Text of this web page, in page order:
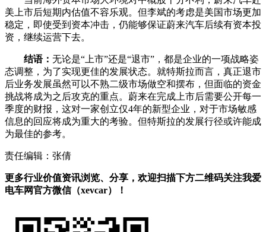
美上市后短期内估值不容乐观。但李斌的考虑是美国市场更加
稳定，即使受到资本冲击，仍能够保证蔚来汽车后续有资本投
资，继续运营下去。
结语： 无论是“上市”还是“退市”，都是企业的一项战略姿
态调整，为了实现更佳的发展状态。就特斯拉而言，真正退市
后业务发展虽然可以不熟二级市场做空和摆布，但面临的资金
挑战将成为之后攻克的重点。蔚来在完成上市后需要公开每一
季度的财报，这对一家创立仅4年的新型企业，对于市场敏感
信息的回应将成为重大的考验。但特斯拉的发展行径或许能成
为最佳的参考。
责任编辑：张倩
更多行业价值资讯浏览、分享，欢迎扫描下方二维码关注我爱
电车网官方微信（xevcar）！